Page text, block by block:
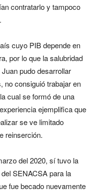
contratarlo y tampoco
cuyo PIB depende en
por lo que la salubridad
pudo desarrollar
no consiguió trabajar en
cual se formó de una
ejemplifica que
se ve limitado
reinserción.
del 2020, sí tuvo la
SENACSA para la
fue becado nuevamente